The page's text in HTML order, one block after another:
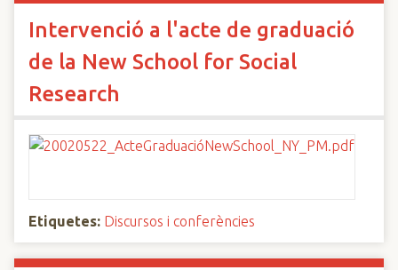
Intervenció a l'acte de graduació
de la New School for Social
Research
Etiquetes: Discursos i conferències